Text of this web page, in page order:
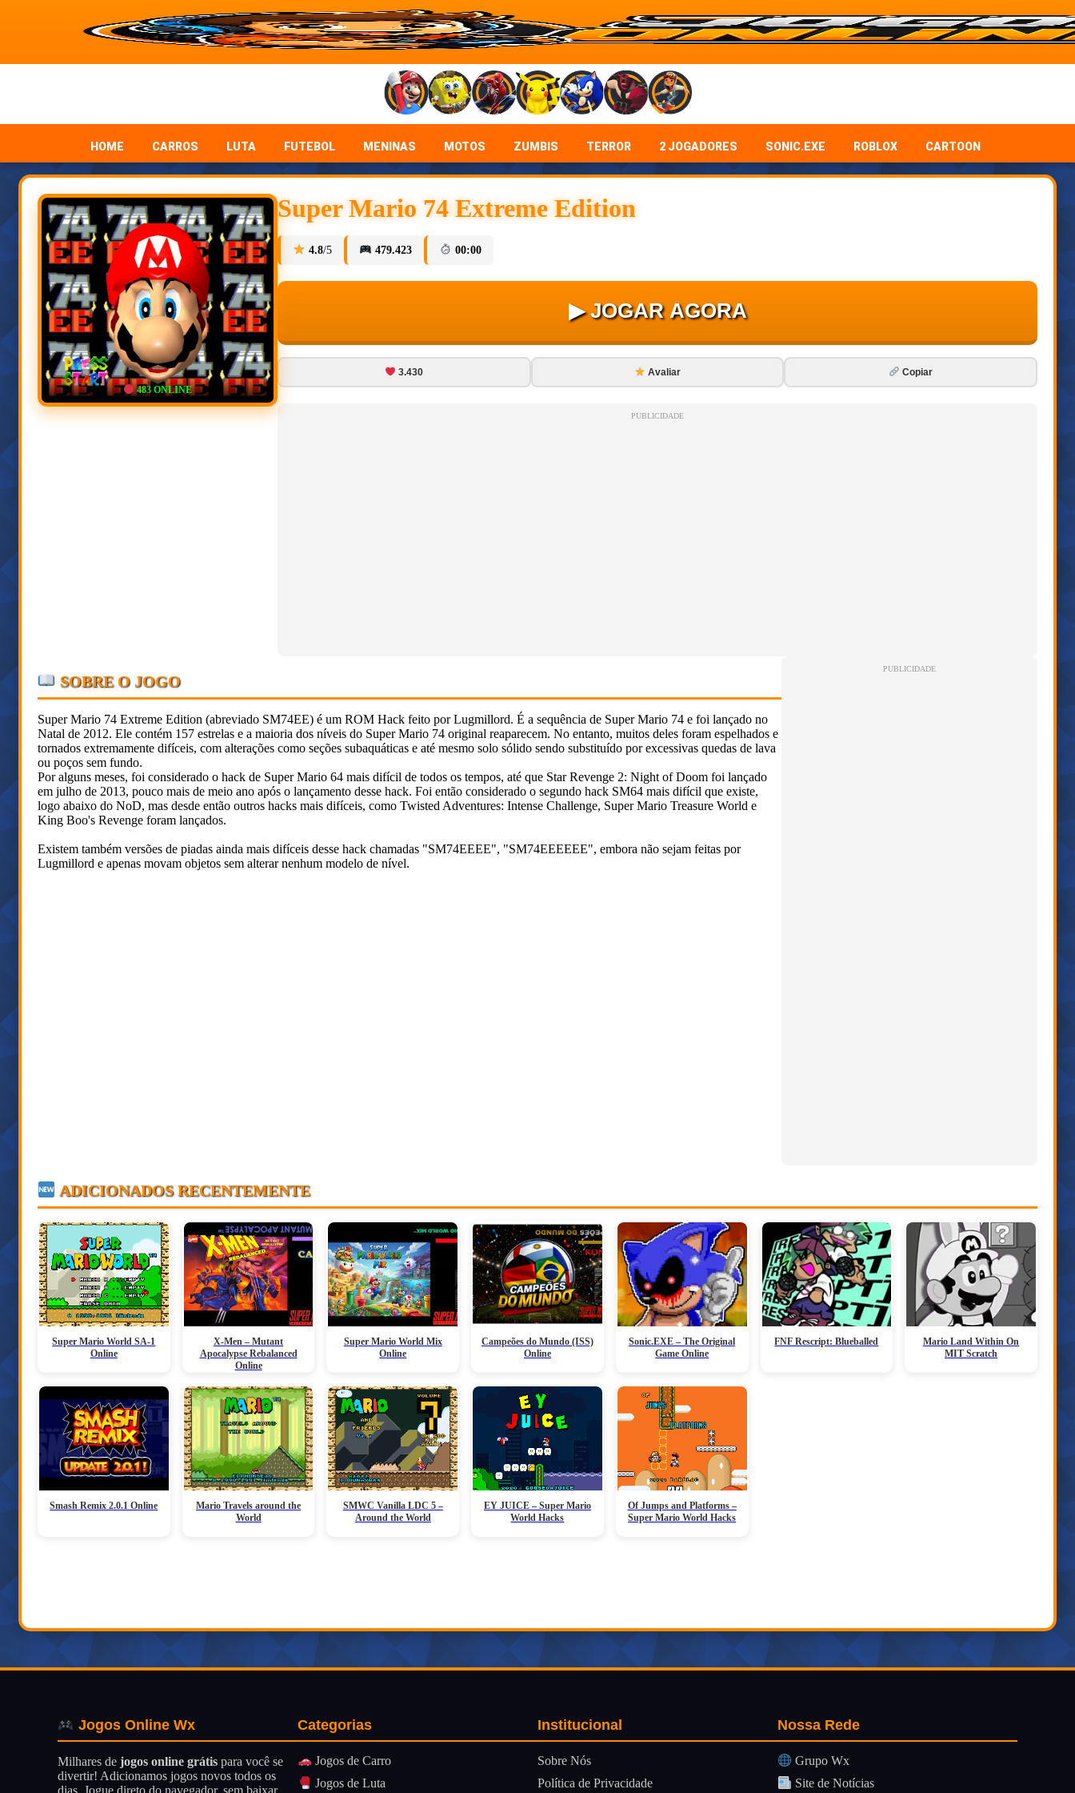
HOME CARROS LUTA FUTEBOL MENINAS MOTOS ZUMBIS TERROR 2 JOGADORES SONIC.EXE ROBLOX CARTOON
483ONLINE
Super Mario 74 Extreme Edition
4.8/5 479.423 00:00
▶ JOGAR AGORA
3.430 Avaliar Copiar
PUBLICIDADE
SOBRE O JOGO
Super Mario 74 Extreme Edition (abreviado SM74EE) é um ROM Hack feito por Lugmillord. É a sequência de Super Mario 74 e foi lançado no
Natal de 2012. Ele contém 157 estrelas e a maioria dos níveis do Super Mario 74 original reaparecem. No entanto, muitos deles foram espelhados e
tornados extremamente difíceis, com alterações como seções subaquáticas e até mesmo solo sólido sendo substituído por excessivas quedas de lava
ou poços sem fundo.
Por alguns meses, foi considerado o hack de Super Mario 64 mais difícil de todos os tempos, até que Star Revenge 2: Night of Doom foi lançado
em julho de 2013, pouco mais de meio ano após o lançamento desse hack. Foi então considerado o segundo hack SM64 mais difícil que existe,
logo abaixo do NoD, mas desde então outros hacks mais difíceis, como Twisted Adventures: Intense Challenge, Super Mario Treasure World e
King Boo's Revenge foram lançados.
Existem também versões de piadas ainda mais difíceis desse hack chamadas "SM74EEEE", "SM74EEEEEE", embora não sejam feitas por
Lugmillord e apenas movam objetos sem alterar nenhum modelo de nível.
PUBLICIDADE
ADICIONADOS RECENTEMENTE
Super Mario World SA-1
Online
X-Men – Mutant
Apocalypse Rebalanced
Online
Super Mario World Mix
Online
Campeões do Mundo (ISS)
Online
Sonic.EXE – The Original
Game Online
FNF Rescript: Blueballed
Mario Land Within On
MIT Scratch
Smash Remix 2.0.1 Online
Mario Travels around the
World
SMWC Vanilla LDC 5 –
Around the World
EY JUICE – Super Mario
World Hacks
Of Jumps and Platforms –
Super Mario World Hacks
Jogos Online Wx
Milhares de jogos online grátis para você se
divertir! Adicionamos jogos novos todos os
dias. Jogue direto do navegador, sem baixar
Categorias
Jogos de Carro
Jogos de Luta
Institucional
Sobre Nós
Política de Privacidade
Nossa Rede
Grupo Wx
Site de Notícias